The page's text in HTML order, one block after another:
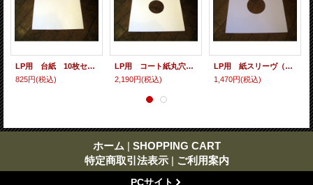
LP用 台紙 10枚セット
825円(税込)
LP用 コート紙丸穴ジャケ 10枚セット
2,190円(税込)
LP用 紙スリーヴ（レギュラー 四角の角） 10枚セット
1,470円(税込)
ホーム | SHOPPING CART
特定商取引法表示 | ご利用案内
PCサイト